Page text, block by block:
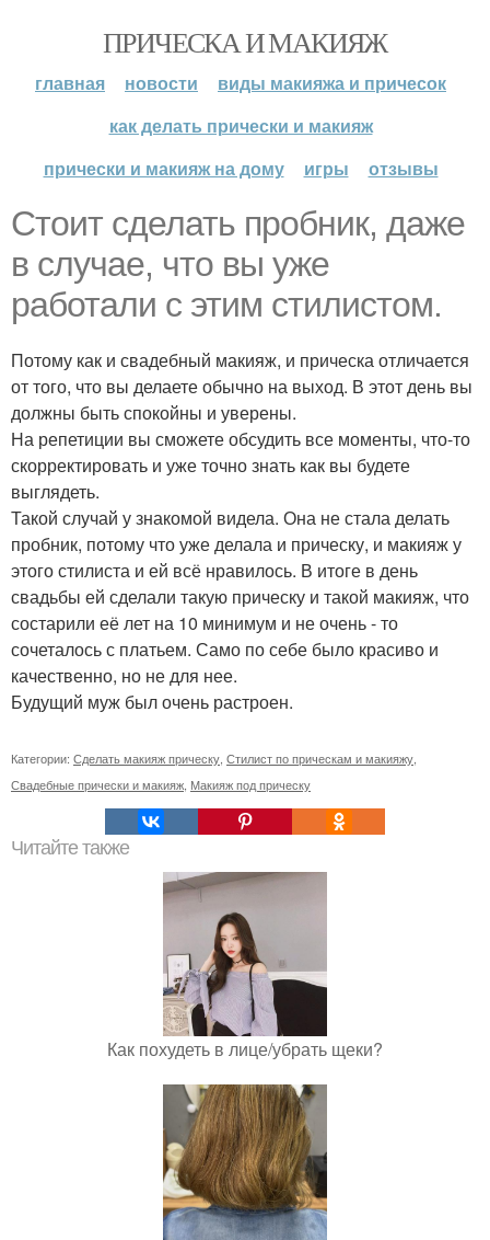
ПРИЧЕСКА И МАКИЯЖ
главная новости
виды макияжа и причесок
как делать прически и макияж
прически и макияж на дому
игры отзывы
Стоит сделать пробник, даже
в случае, что вы уже
работали с этим стилистом.
Потому как и свадебный макияж, и прическа отличается
от того, что вы делаете обычно на выход. В этот день вы
должны быть спокойны и уверены.
На репетиции вы сможете обсудить все моменты, что-то
скорректировать и уже точно знать как вы будете
выглядеть.
Такой случай у знакомой видела. Она не стала делать
пробник, потому что уже делала и прическу, и макияж у
этого стилиста и ей всё нравилось. В итоге в день
свадьбы ей сделали такую прическу и такой макияж, что
состарили её лет на 10 минимум и не очень - то
сочеталось с платьем. Само по себе было красиво и
качественно, но не для нее.
Будущий муж был очень растроен.
Категории: Сделать макияж прическу Стилист по прическам и макияжу
Свадебные прически и макияж Макияж под прическу
Читайте также
Как похудеть в лице/убрать щеки?